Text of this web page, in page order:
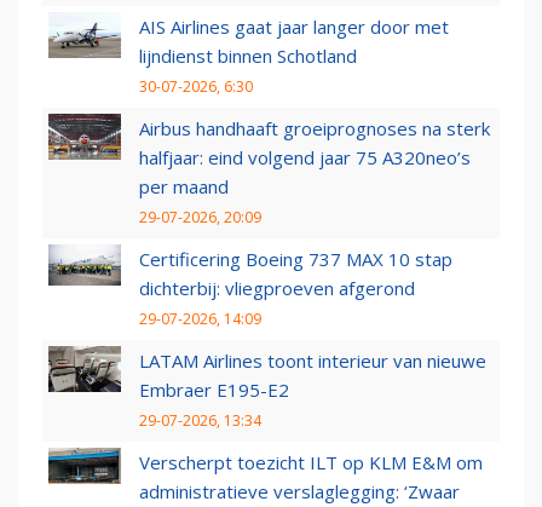
AIS Airlines gaat jaar langer door met
lijndienst binnen Schotland
30-07-2026, 6:30
Airbus handhaaft groeiprognoses na sterk
halfjaar: eind volgend jaar 75 A320neo’s
per maand
29-07-2026, 20:09
Certificering Boeing 737 MAX 10 stap
dichterbij: vliegproeven afgerond
29-07-2026, 14:09
LATAM Airlines toont interieur van nieuwe
Embraer E195-E2
29-07-2026, 13:34
Verscherpt toezicht ILT op KLM E&M om
administratieve verslaglegging: ‘Zwaar